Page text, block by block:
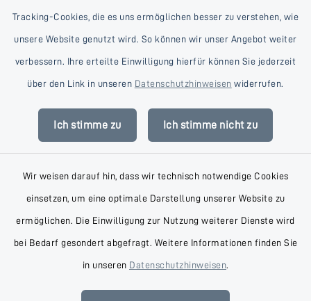
Tracking-Cookies, die es uns ermöglichen besser zu verstehen, wie
unsere Website genutzt wird. So können wir unser Angebot weiter
verbessern. Ihre erteilte Einwilligung hierfür können Sie jederzeit
über den Link in unseren Datenschutzhinweisen widerrufen.
Ich stimme zu Ich stimme nicht zu
Wir weisen darauf hin, dass wir technisch notwendige Cookies
einsetzen, um eine optimale Darstellung unserer Website zu
ermöglichen. Die Einwilligung zur Nutzung weiterer Dienste wird
bei Bedarf gesondert abgefragt. Weitere Informationen finden Sie
in unseren Datenschutzhinweisen.
Kontakt
Datenschutz
Impressum
Sitemap